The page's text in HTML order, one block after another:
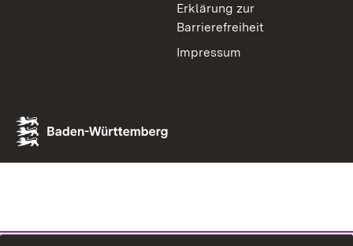
Erklärung zur
Barrierefreiheit
Impressum